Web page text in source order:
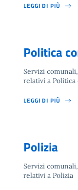
LEGGI DI PIÙ
Politica
Servizi
relativi a Politica
LEGGI DI PIÙ
Polizia
Servizi
relativi a Polizia